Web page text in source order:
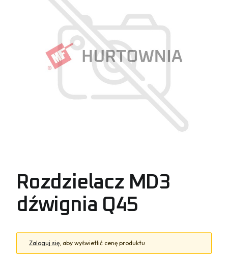
Rozdzielacz MD3
dźwignia Q45
Zaloguj się, aby wyświetlić cenę produktu